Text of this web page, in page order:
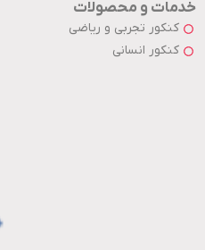
خدمات و محصولات
کنکور تجربی و ریاضی
کنکور انسانی